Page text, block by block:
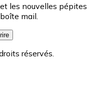
les nouvelles pépites
mail.
réservés.